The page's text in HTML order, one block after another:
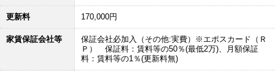
更新料 170,000円
家賃保証会社等
保証会社必加入（その他:実費）※エポスカード（Ｒ
Ｐ） 保証料：賃料等の50％(最低2万)、月額保証
料：賃料等の1％(更新料無)